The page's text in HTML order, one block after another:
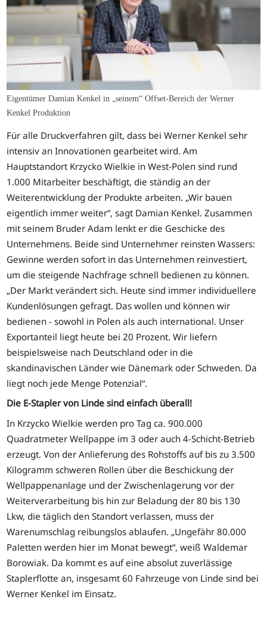
Eigentümer Damian Kenkel in „seinem“ Offset-Bereich der Werner
Kenkel Produktion
Für alle Druckverfahren gilt, dass bei Werner Kenkel sehr
intensiv an Innovationen gearbeitet wird. Am
Hauptstandort Krzycko Wielkie in West-Polen sind rund
1.000 Mitarbeiter beschäftigt, die ständig an der
Weiterentwicklung der Produkte arbeiten. „Wir bauen
eigentlich immer weiter“, sagt Damian Kenkel. Zusammen
mit seinem Bruder Adam lenkt er die Geschicke des
Unternehmens. Beide sind Unternehmer reinsten Wassers:
Gewinne werden sofort in das Unternehmen reinvestiert,
um die steigende Nachfrage schnell bedienen zu können.
„Der Markt verändert sich. Heute sind immer individuellere
Kundenlösungen gefragt. Das wollen und können wir
bedienen - sowohl in Polen als auch international. Unser
Exportanteil liegt heute bei 20 Prozent. Wir liefern
beispielsweise nach Deutschland oder in die
skandinavischen Länder wie Dänemark oder Schweden. Da
liegt noch jede Menge Potenzial“.
Die E-Stapler von Linde sind einfach überall!
In Krzycko Wielkie werden pro Tag ca. 900.000
Quadratmeter Wellpappe im 3 oder auch 4-Schicht-Betrieb
erzeugt. Von der Anlieferung des Rohstoffs auf bis zu 3.500
Kilogramm schweren Rollen über die Beschickung der
Wellpappenanlage und der Zwischenlagerung vor der
Weiterverarbeitung bis hin zur Beladung der 80 bis 130
Lkw, die täglich den Standort verlassen, muss der
Warenumschlag reibungslos ablaufen. „Ungefähr 80.000
Paletten werden hier im Monat bewegt“, weiß Waldemar
Borowiak. Da kommt es auf eine absolut zuverlässige
Staplerflotte an, insgesamt 60 Fahrzeuge von Linde sind bei
Werner Kenkel im Einsatz.